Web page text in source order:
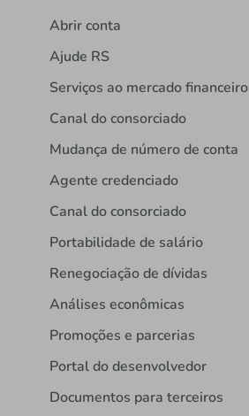
Abrir conta
Ajude RS
Serviços ao mercado financeiro
Canal do consorciado
Mudança de número de conta
Agente credenciado
Canal do consorciado
Portabilidade de salário
Renegociação de dívidas
Análises econômicas
Promoções e parcerias
Portal do desenvolvedor
Documentos para terceiros